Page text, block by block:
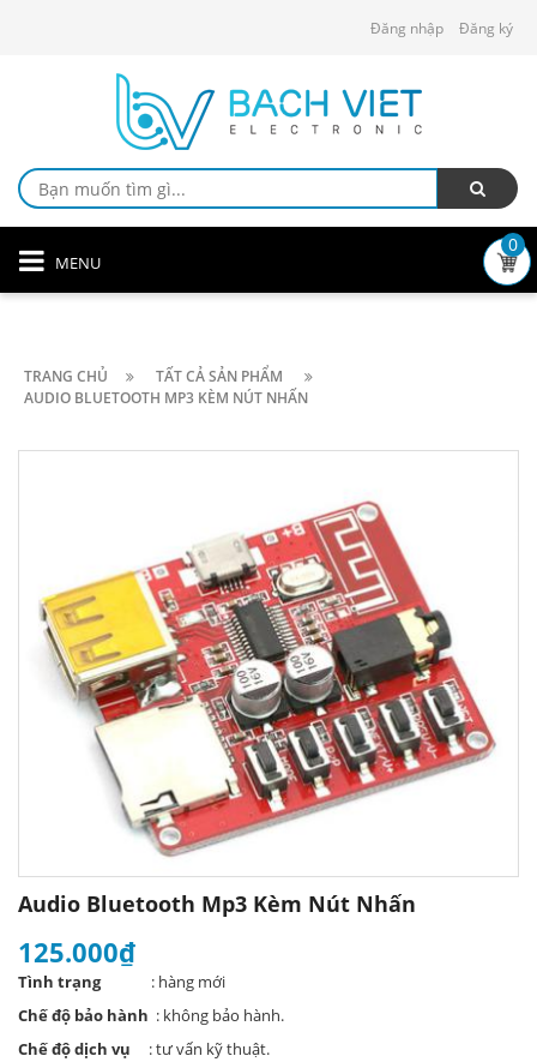
Đăng nhập Đăng ký
MENU
0
TRANG CHỦ
TẤT CẢ SẢN PHẨM
AUDIO BLUETOOTH MP3 KÈM NÚT NHẤN
Audio Bluetooth Mp3 Kèm Nút Nhấn
125.000₫
Tình trạng: hàng mới
Chế độ bảo hành : không bảo hành.
Chế độ dịch vụ : tư vấn kỹ thuật.